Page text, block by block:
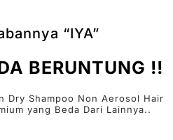
“IYA”
BERUNTUNG !!
Dry Shampoo Non Aerosol Hair
yang Beda Dari Lainnya..